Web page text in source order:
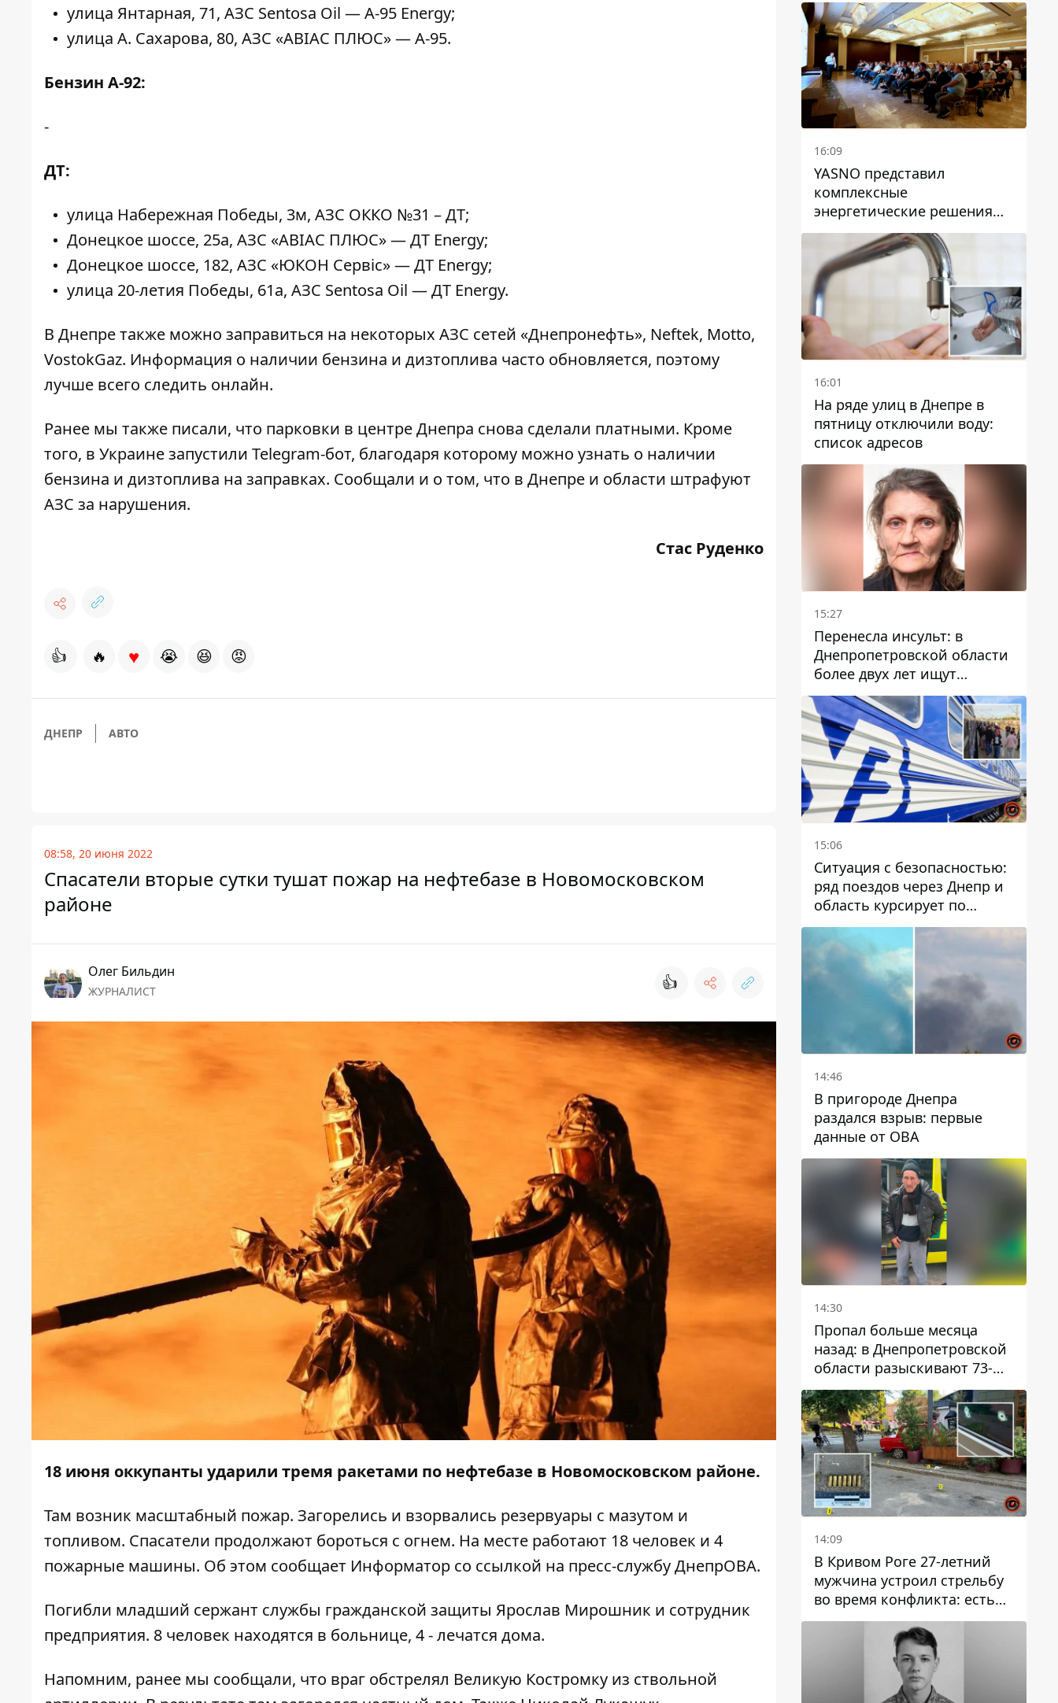
улица Янтарная, 71, АЗС Sentosa Oil — А-95 Energy;
улица А. Сахарова, 80, АЗС «АВІАС ПЛЮС» — А-95.
Бензин А-92:
-
ДТ:
улица Набережная Победы, 3м, АЗС ОККО №31 – ДТ;
Донецкое шоссе, 25а, АЗС «АВІАС ПЛЮС» — ДТ Energy;
Донецкое шоссе, 182, АЗС «ЮКОН Сервіс» — ДТ Energy;
улица 20-летия Победы, 61а, АЗС Sentosa Oil — ДТ Energy.
В Днепре также можно заправиться на некоторых АЗС сетей «Днепронефть», Neftek, Motto,
VostokGaz. Информация о наличии бензина и дизтоплива часто обновляется, поэтому
лучше всего следить онлайн.
Ранее мы также писали, что парковки в центре Днепра снова сделали платными. Кроме
того, в Украинезапустили Telegram-бот, благодаря которому можно узнать о наличии
бензина и дизтоплива на заправках. Сообщали и о том, что в Днепре и области штрафуют
АЗС за нарушения.
Стас Руденко
👍 🔥 ♥ 😭 😆 😡
ДНЕПР АВТО
08:58, 20 июня 2022
Спасатели вторые сутки тушат пожар на нефтебазе в Новомосковском
районе
Олег Бильдин
ЖУРНАЛИСТ 👍
18 июня оккупанты ударили тремя ракетами по нефтебазе в Новомосковском районе.
Там возник масштабный пожар. Загорелись и взорвались резервуары с мазутом и
топливом. Спасатели продолжают бороться с огнем. На месте работают 18 человек и 4
пожарные машины. Об этом сообщает Информатор со ссылкой на пресс-службу ДнепрОВА.
Погибли младший сержант службы гражданской защиты Ярослав Мирошник и сотрудник
предприятия. 8 человек находятся в больнице, 4 - лечатся дома.
Напомним, ранее мы сообщали, что враг обстрелял Великую Костромку из ствольной
16:09
YASNO представил
комплексные
энергетические решения
для бизнеса в Днепре
16:01
На ряде улиц в Днепре в
пятницу отключили воду:
список адресов
15:27
Перенесла инсульт: в
Днепропетровской области
более двух лет ищут
пропавшую женщину
15:06
Ситуация с безопасностью:
ряд поездов через Днепр и
область курсирует по
измененному маршруту, а
часть пути заменили
автобусами и электричками
14:46
В пригороде Днепра
раздался взрыв: первые
данные от ОВА
14:30
Пропал больше месяца
назад: в Днепропетровской
области разыскивают 73-
летнего мужчину
14:09
В Кривом Роге 27-летний
мужчина устроил стрельбу
во время конфликта: есть
раненый